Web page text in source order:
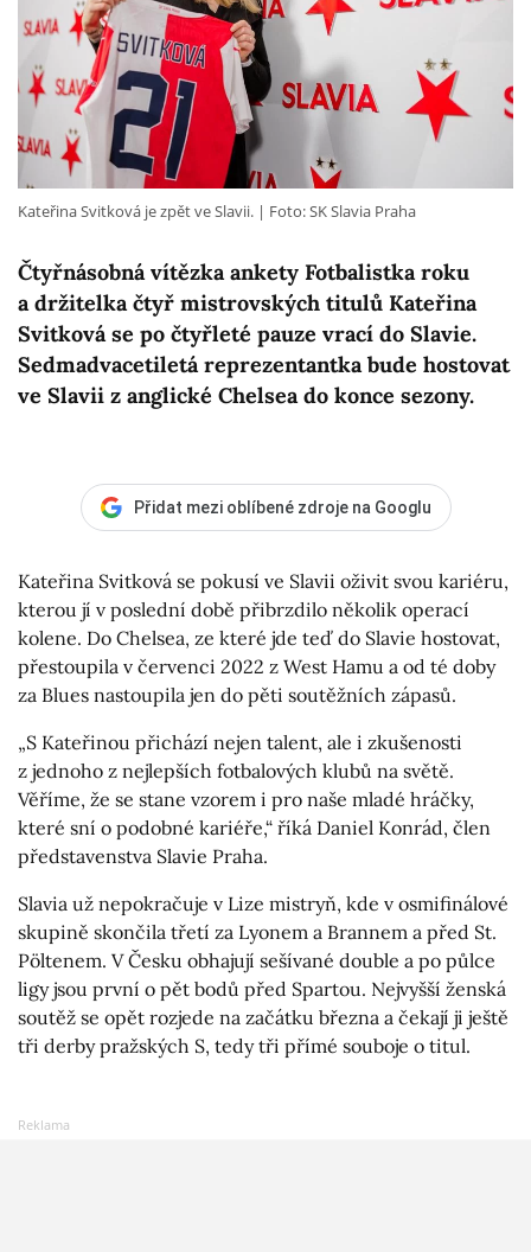
Čtyřnásobná vítězka ankety Fotbalistka roku
a držitelka čtyř mistrovských titulů Kateřina
Svitková se po čtyřleté pauze vrací do Slavie.
Sedmadvacetiletá reprezentantka bude hostovat
ve Slavii z anglické Chelsea do konce sezony.
Kateřina Svitková je zpět ve Slavii. Foto: SK Slavia Praha
Přidat mezi oblíbené zdroje na Googlu
Kateřina Svitková se pokusí ve Slavii oživit svou kariéru,
kterou jí v poslední době přibrzdilo několik operací
kolene. Do Chelsea, ze které jde teď do Slavie hostovat,
přestoupila v červenci 2022 z West Hamu a od té doby
za Blues nastoupila jen do pěti soutěžních zápasů.
„S Kateřinou přichází nejen talent, ale i zkušenosti
z jednoho z nejlepších fotbalových klubů na světě.
Věříme, že se stane vzorem i pro naše mladé hráčky,
které sní o podobné kariéře,“ říká Daniel Konrád, člen
představenstva Slavie Praha.
Slavia už nepokračuje v Lize mistryň, kde v osmifinálové
skupině skončila třetí za Lyonem a Brannem a před St.
Pöltenem. V Česku obhajují sešívané double a po půlce
ligy jsou první o pět bodů před Spartou. Nejvyšší ženská
soutěž se opět rozjede na začátku března a čekají ji ještě
tři derby pražských S, tedy tři přímé souboje o titul.